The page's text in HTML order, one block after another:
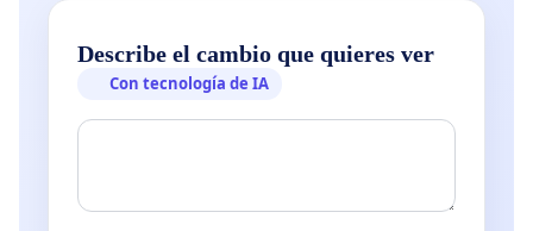
Describe el cambio que quieres ver
Con tecnología de IA